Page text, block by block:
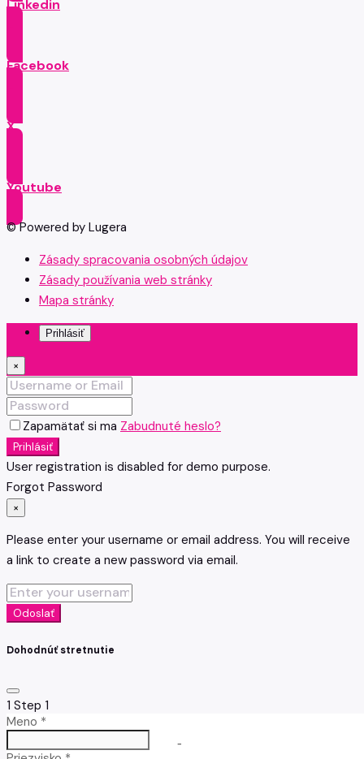
Linkedin
Facebook
X
Youtube
© Powered by Lugera
Zásady spracovania osobných údajov
Zásady používania web stránky
Mapa stránky
Prihlásiť
×
Zapamätať si ma Zabudnuté heslo?
Prihlásiť
User registration is disabled for demo purpose.
Forgot Password
×
Please enter your username or email address. You will receive
a link to create a new password via email.
Odoslať
Dohodnúť stretnutie
1 Step 1
Meno *
no-icon